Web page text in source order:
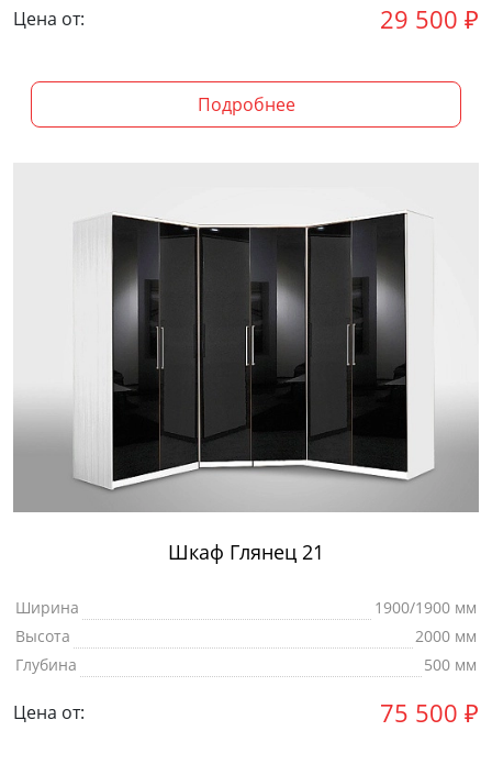
Цена от: 29 500 ₽
Подробнее
Шкаф Глянец 21
Ширина
1900/1900 мм
Высота
2000 мм
Глубина
500 мм
Цена от: 75 500 ₽